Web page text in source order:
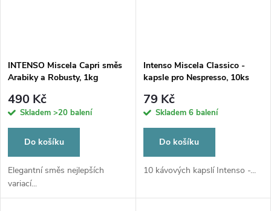
INTENSO Miscela Capri směs
Arabiky a Robusty, 1kg
490 Kč
Skladem >20 balení
Do košíku
Elegantní směs nejlepších
variací...
Intenso Miscela Classico -
kapsle pro Nespresso, 10ks
79 Kč
Skladem 6 balení
Do košíku
10 kávových kapslí Intenso -...